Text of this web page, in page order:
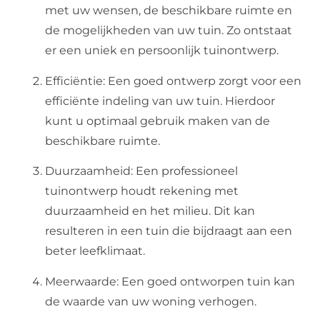
met uw wensen, de beschikbare ruimte en
de mogelijkheden van uw tuin. Zo ontstaat
er een uniek en persoonlijk tuinontwerp.
Efficiëntie: Een goed ontwerp zorgt voor een
efficiënte indeling van uw tuin. Hierdoor
kunt u optimaal gebruik maken van de
beschikbare ruimte.
Duurzaamheid: Een professioneel
tuinontwerp houdt rekening met
duurzaamheid en het milieu. Dit kan
resulteren in een tuin die bijdraagt aan een
beter leefklimaat.
Meerwaarde: Een goed ontworpen tuin kan
de waarde van uw woning verhogen.